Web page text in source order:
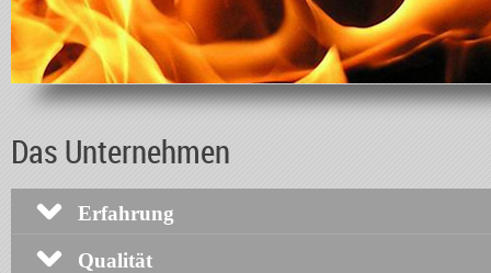
Das Unternehmen
Erfahrung
Qualität